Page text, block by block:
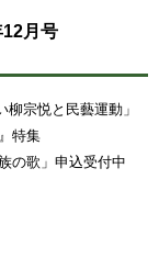
月号
宗悦と民藝運動」
特集
の歌」申込受付中